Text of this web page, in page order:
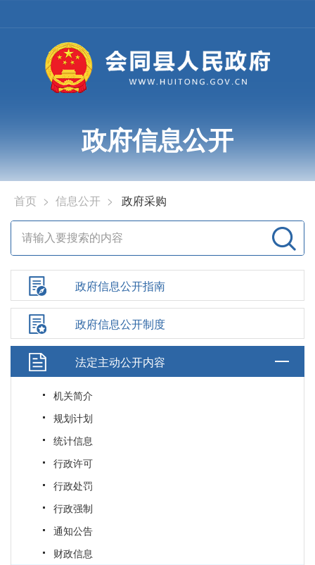
政府信息公开
首页 > 信息公开 > 政府采购
政府信息公开指南
政府信息公开制度
法定主动公开内容
机关简介
规划计划
统计信息
行政许可
行政处罚
行政强制
通知公告
财政信息